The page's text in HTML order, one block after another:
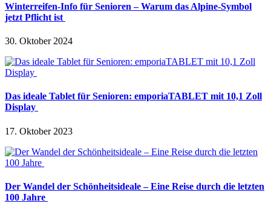
Winterreifen-Info für Senioren – Warum das Alpine-Symbol
jetzt Pflicht ist
30. Oktober 2024
Das ideale Tablet für Senioren: emporiaTABLET mit 10,1 Zoll
Display
17. Oktober 2023
Der Wandel der Schönheitsideale – Eine Reise durch die letzten
100 Jahre